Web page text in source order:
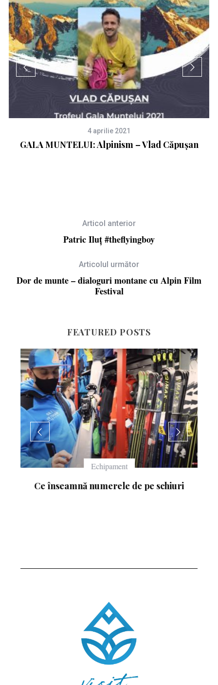
4 aprilie 2021
GALA MUNTELUI: Alpinism – Vlad Căpușan
Articol anterior
Patric Iluț #theflyingboy
Articolul următor
Dor de munte – dialoguri montane cu Alpin Film
Festival
FEATURED POSTS
Echipament
Ce înseamnă numerele de pe schiuri